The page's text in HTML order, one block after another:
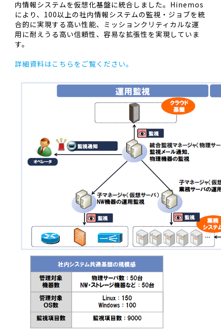
内情報システムを仮想化基盤に統合しました。Hinemos
により、100以上の社内情報システムの監視・ジョブを統
合的に実現する高い性能、ミッションクリティカルな運
用に耐えうる高い信頼性、容易な拡張性を実現していま
す。
詳細資料はこちらをご覧ください。